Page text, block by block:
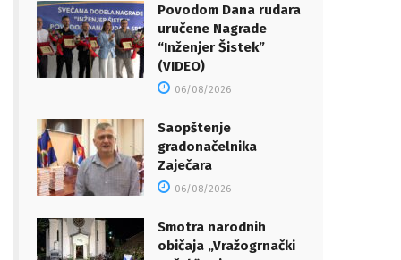
Povodom Dana rudara
uručene Nagrade
“Inženjer Šistek”
(VIDEO)
06/08/2026
Saopštenje
gradonačelnika
Zaječara
06/08/2026
Smotra narodnih
običaja „Vražogrnački